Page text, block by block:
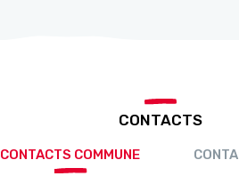
CONTACTS
CONTACTS COMMUNE